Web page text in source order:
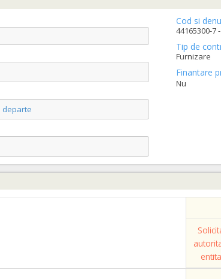
departe
Cod si
44165300-7
Tip de
Furnizare
Finantare
Nu